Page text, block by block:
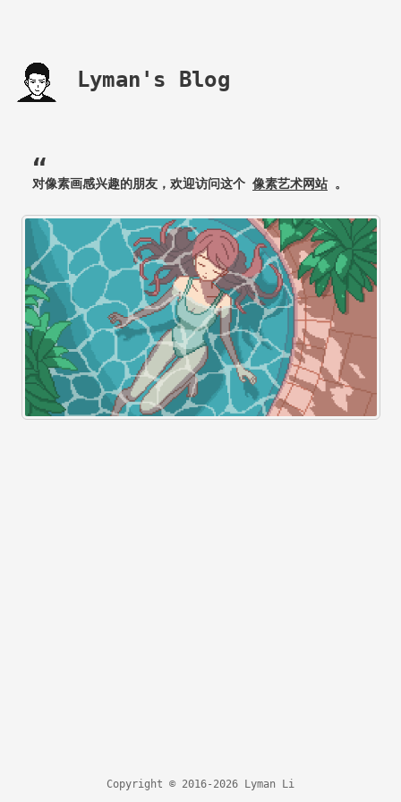
Lyman's Blog
对像素画感兴趣的朋友，欢迎访问这个 像素艺术网站 。
Copyright © 2016-2026 Lyman Li